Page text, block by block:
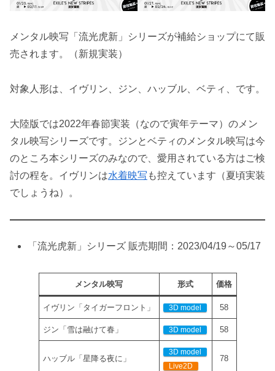
メンタル映写「流光虎新」シリーズが補給ショップにて販
売されます。（新規実装）
対象人形は、イヴリン、ジン、ハッブル、ベティ、です。
大陸版では2022年春節実装（なので寅年テーマ）のメン
タル映写シリーズです。ジンとベティのメンタル映写は今
のところ本シリーズのみなので、愛用されている方はご検
討の程を。イヴリンは水着映写 も控えています（夏頃実装
でしょうね）。
「流光虎新」シリーズ 販売期間：2023/04/19～05/17
メンタル映写 形式 価格
イヴリン「タイガーフロント」 3D model 58
ジン「雪は融けて春」 3D model 58
ハッブル「星降る夜に」
3D model
Live2D
78